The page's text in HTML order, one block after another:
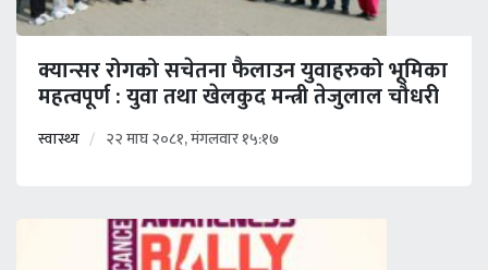
क्यान्सर रोगको सचेतना फैलाउन युवाहरुको भूमिका
महत्वपूर्ण : युवा तथा खेलकुद मन्त्री तेजुलाल चौधरी
स्वास्थ्य २२ माघ २०८१, मंगलवार १५:१७